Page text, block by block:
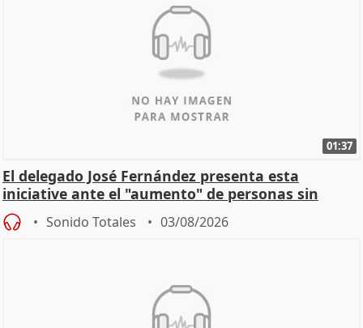
01:37
El delegado José Fernández presenta esta
iniciative ante el "aumento" de personas sin
hogar en Madri
Sonido Totales 03/08/2026